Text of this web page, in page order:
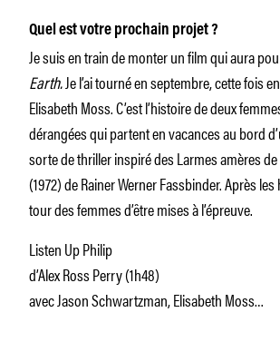
Quel est votre prochain projet ?
Je suis en train de monter un film qui aura
Earth.Je l’ai tourné en septembre, cette fois
Elisabeth Moss. C’est l’histoire de deux
dérangées qui partent en vacances au bord
sorte de thriller inspiré des Larmes amères
(1972) de Rainer Werner Fassbinder. Après les
tour des femmes d’être mises à l’épreuve.
Listen Up Philip
d’Alex Ross Perry (1h48)
avec Jason Schwartzman, Elisabeth Moss…